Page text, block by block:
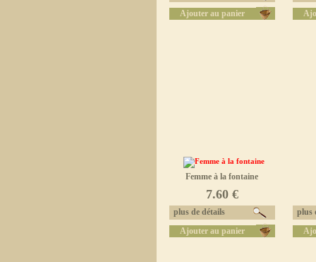
Ajouter au panier
Femme à la fontaine
7.60 €
plus de détails
Ajouter au panier
plus